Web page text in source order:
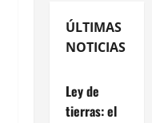
ÚLTIMAS
NOTICIAS
Ley de
tierras: el